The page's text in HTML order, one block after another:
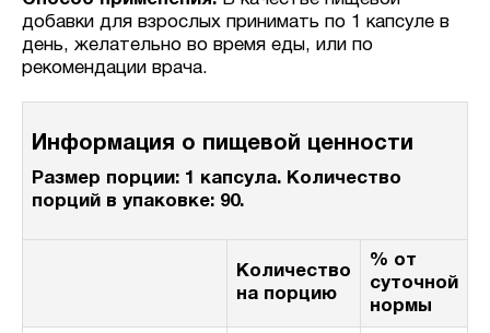
добавки для взрослых принимать по 1 капсуле в
день, желательно во время еды, или по
рекомендации врача.
Информация о пищевой ценности
Размер порции: 1 капсула. Количество
порций в упаковке: 90.
Количество
на порцию
% от
суточной
нормы